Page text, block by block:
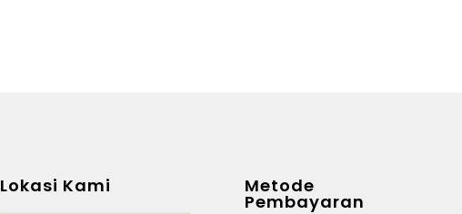
Lokasi Kami Metode
Pembayaran